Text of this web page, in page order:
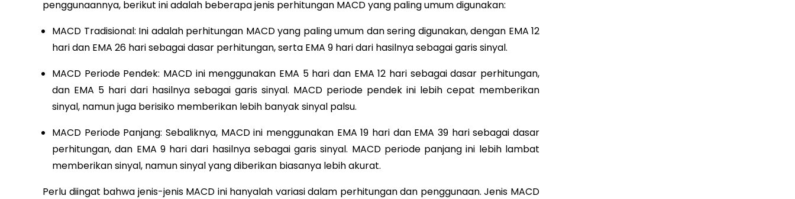
penggunaannya, berikut ini adalah beberapa jenis perhitungan MACD yang paling umum digunakan:
MACD Tradisional: Ini adalah perhitungan MACD yang paling umum dan sering digunakan, dengan EMA 12
hari dan EMA 26 hari sebagai dasar perhitungan, serta EMA 9 hari dari hasilnya sebagai garis sinyal.
MACD Periode Pendek: MACD ini menggunakan EMA 5 hari dan EMA 12 hari sebagai dasar perhitungan,
dan EMA 5 hari dari hasilnya sebagai garis sinyal. MACD periode pendek ini lebih cepat memberikan
sinyal, namun juga berisiko memberikan lebih banyak sinyal palsu.
MACD Periode Panjang: Sebaliknya, MACD ini menggunakan EMA 19 hari dan EMA 39 hari sebagai dasar
perhitungan, dan EMA 9 hari dari hasilnya sebagai garis sinyal. MACD periode panjang ini lebih lambat
memberikan sinyal, namun sinyal yang diberikan biasanya lebih akurat.
Perlu diingat bahwa jenis-jenis MACD ini hanyalah variasi dalam perhitungan dan penggunaan. Jenis MACD